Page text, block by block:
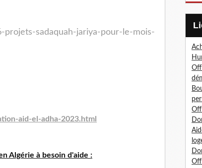
sadaquah-jariya-pour-le-mois-
aid-el-adha-2023.html
Algérie à besoin d'aide :